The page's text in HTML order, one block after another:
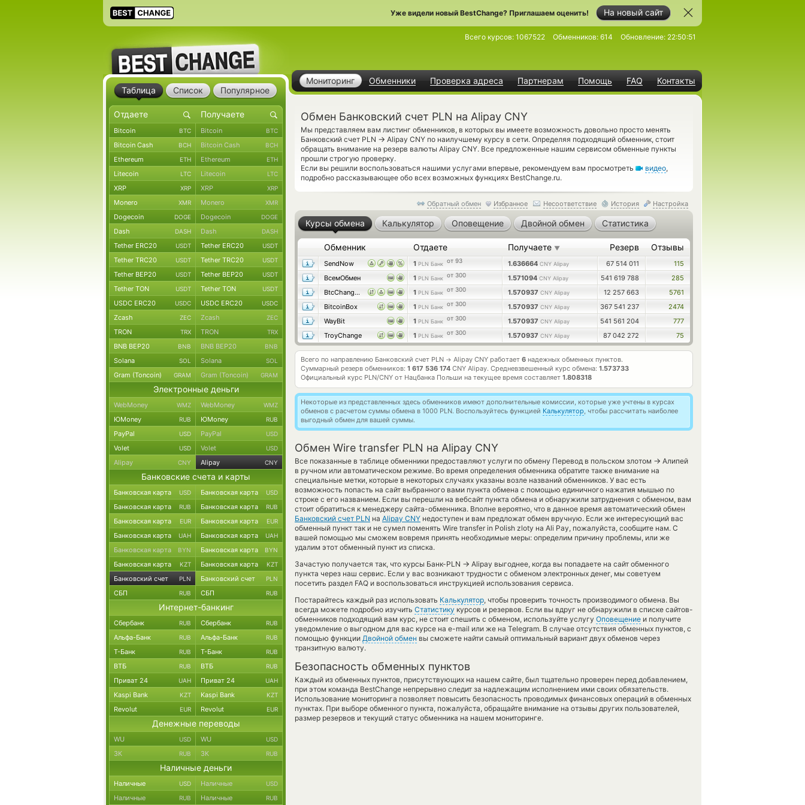
На новый сайт
Уже видели новый BestChange? Приглашаем оценить!
Мониторинг Обменники Проверка адреса Партнерам Помощь FAQ Контакты
Всего курсов: 1067522 Обменников: 614 Обновление: 22:50:51
Обмен Банковский счет PLN на Alipay CNY
Мы представляем вам листинг обменников, в которых вы имеете возможность довольно просто менять
Банковский счет PLN → Alipay CNY по наилучшему курсу в сети. Определяя подходящий обменник, стоит
обращать внимание на резерв валюты Alipay CNY. Все предложенные нашим сервисом обменные пункты
прошли строгую проверку.
Если вы решили воспользоваться нашими услугами впервые, рекомендуем вам просмотреть
видео,
подробно рассказывающее обо всех возможных функциях BestChange.ru.
Обратный обмен Избранное Несоответствие История Настройка
Курсы обмена Калькулятор Оповещение Двойной обмен Статистика
Обменник Отдаете Получаете ▼ Резерв Отзывы
SendNow 1 PLN Банк от 93 1.636664 CNY Alipay 67 514 011
115
ВсемОбмен
1 PLN Банк от 300 1.571094 CNY Alipay 541 619 788
285
BtcChange24
1 PLN Банк от 300 1.570937 CNY Alipay 12 257 663
5761
BitcoinBox
1 PLN Банк от 300 1.570937 CNY Alipay 367 541 237
2474
WayBit
1 PLN Банк от 300 1.570937 CNY Alipay 541 561 204
777
TroyChange
1 PLN Банк от 300 1.570937 CNY Alipay 87 042 272 75
Всего по направлению Банковский счет PLN → Alipay CNY работает 6 надежных обменных пунктов.
Суммарный резерв обменников: 1 617 536 174 CNY Alipay. Средневзвешенный курс обмена: 1.573733
Официальный курс PLN/CNY от Нацбанка Польши на текущее время составляет 1.808318
Некоторые из представленных здесь обменников имеют дополнительные комиссии, которые уже учтены в курсах
обменов с расчетом суммы обмена в 1000 PLN. Воспользуйтесь функцией Калькулятор, чтобы рассчитать наиболее
выгодный обмен для вашей суммы.
Обмен Wire transfer PLN на Alipay CNY
Все показанные в таблице обменники предоставляют услуги по обмену Перевод в польском злотом → Алипей
в ручном или автоматическом режиме. Во время определения обменника обратите также внимание на
специальные метки, которые в некоторых случаях указаны возле названий обменников. У вас есть
возможность попасть на сайт выбранного вами пункта обмена с помощью единичного нажатия мышью по
строке с его названием. Если вы перешли на вебсайт пункта обмена и обнаружили затруднения с обменом, вам
стоит обратиться к менеджеру сайта-обменника. Вполне вероятно, что в данное время автоматический обмен
Банковский счет PLN на Alipay CNY недоступен и вам предложат обмен вручную. Если же интересующий вас
обменный пункт так и не сумел поменять Wire transfer in Polish zloty на Ali Pay, пожалуйста, сообщите нам. С
вашей помощью мы сможем вовремя принять необходимые меры: определим причину проблемы, или же
удалим этот обменный пункт из списка.
Зачастую получается так, что курсы Банк-PLN → Alipay выгоднее, когда вы попадаете на сайт обменного
пункта через наш сервис. Если у вас возникают трудности с обменом электронных денег, мы советуем
посетить раздел FAQ и воспользоваться инструкцией использования сервиса.
Постарайтесь каждый раз использовать Калькулятор, чтобы проверить точность производимого обмена. Вы
всегда можете подробно изучить Статистику курсов и резервов. Если вы вдруг не обнаружили в списке сайтов-
обменников подходящий вам курс, не стоит спешить с обменом, используйте услугу Оповещение и получите
уведомление о выгодном для вас курсе на e-mail или же на Telegram. В случае отсутствия обменных пунктов, с
помощью функции Двойной обмен вы сможете найти самый оптимальный вариант двух обменов через
транзитную валюту.
Безопасность обменных пунктов
Каждый из обменных пунктов, присутствующих на нашем сайте, был тщательно проверен перед добавлением,
при этом команда BestChange непрерывно следит за надлежащим исполнением ими своих обязательств.
Использование мониторинга позволяет повысить безопасность проводимых финансовых операций в обменных
пунктах. При выборе обменного пункта, пожалуйста, обращайте внимание на отзывы других пользователей,
размер резервов и текущий статус обменника на нашем мониторинге.
Таблица Список Популярное
Bitcoin BTC Bitcoin BTC
Bitcoin Cash BCH Bitcoin Cash BCH
Ethereum ETH Ethereum ETH
Litecoin LTC Litecoin LTC
XRP XRP XRP XRP
Monero XMR Monero XMR
Dogecoin DOGE Dogecoin DOGE
Dash DASH Dash DASH
Tether ERC20 USDT Tether ERC20 USDT
Tether TRC20 USDT Tether TRC20 USDT
Tether BEP20 USDT Tether BEP20 USDT
Tether TON USDT Tether TON USDT
USDC ERC20 USDC USDC ERC20 USDC
Zcash ZEC Zcash ZEC
TRON TRX TRON TRX
BNB BEP20 BNB BNB BEP20 BNB
Solana SOL Solana SOL
Gram (Toncoin) GRAM Gram (Toncoin) GRAM
Электронные деньги
WebMoney WMZ WebMoney WMZ
ЮMoney RUB ЮMoney RUB
PayPal USD PayPal USD
Volet USD Volet USD
Alipay CNY Alipay CNY
Банковские счета и карты
Банковская карта USD Банковская карта USD
Банковская карта RUB Банковская карта RUB
Банковская карта EUR Банковская карта EUR
Банковская карта UAH Банковская карта UAH
Банковская карта BYN Банковская карта BYN
Банковская карта KZT Банковская карта KZT
Банковский счет PLN Банковский счет PLN
СБП RUB СБП RUB
Интернет-банкинг
Сбербанк RUB Сбербанк RUB
Альфа-Банк RUB Альфа-Банк RUB
Т-Банк RUB Т-Банк RUB
ВТБ RUB ВТБ RUB
Приват 24 UAH Приват 24 UAH
Kaspi Bank KZT Kaspi Bank KZT
Revolut EUR Revolut EUR
Денежные переводы
WU USD WU USD
ЗК RUB ЗК RUB
Наличные деньги
Наличные USD Наличные USD
Наличные RUB Наличные RUB